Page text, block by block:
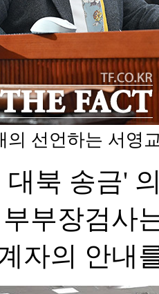
의 선언하는 서영
대북 송금'
부장검사
자의 안내